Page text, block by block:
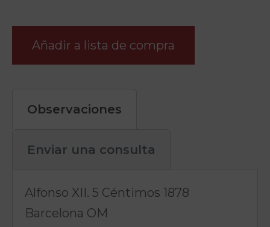
Añadir a lista de compra
Observaciones
Enviar una consulta
Alfonso XII. 5 Céntimos 1878
Barcelona OM